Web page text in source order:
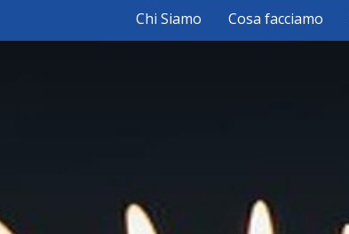
con
disabilità
intellettive
Chi Siamo Cosa facciamo